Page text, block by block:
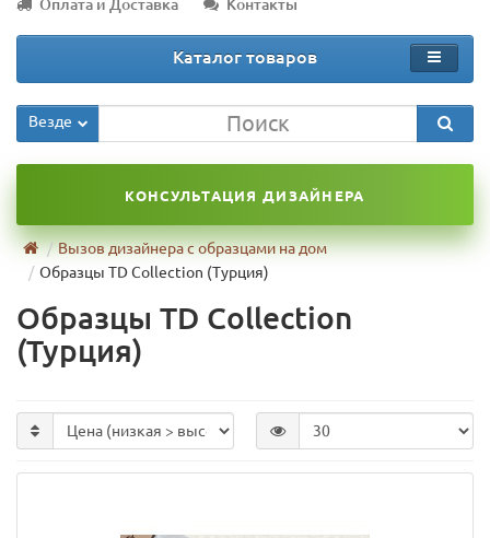
Оплата и Доставка
Контакты
Каталог товаров
Везде
КОНСУЛЬТАЦИЯ ДИЗАЙНЕРА
Вызов дизайнера с образцами на дом
Образцы TD Collection (Турция)
Образцы TD Collection
(Турция)